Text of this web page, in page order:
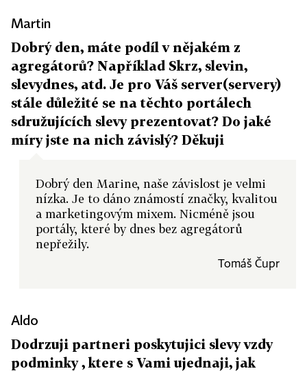
Martin
Dobrý den, máte podíl v nějakém z
agregátorů? Například Skrz, slevin,
slevydnes, atd. Je pro Váš server(servery)
stále důležité se na těchto portálech
sdružujících slevy prezentovat? Do jaké
míry jste na nich závislý? Děkuji
Dobrý den Marine, naše závislost je velmi
nízka. Je to dáno známostí značky, kvalitou
a marketingovým mixem. Nicméně jsou
portály, které by dnes bez agregátorů
nepřežily.
Tomáš Čupr
Aldo
Dodrzuji partneri poskytujici slevy vzdy
podminky , ktere s Vami ujednaji, jak